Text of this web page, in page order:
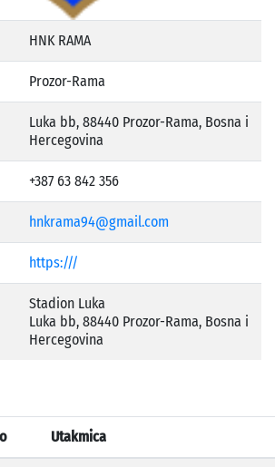
HNK RAMA
Prozor-Rama
Luka bb, 88440 Prozor-Rama, Bosna i
Hercegovina
+387 63 842 356
hnkrama94@gmail.com
https:///
Stadion Luka
Luka bb, 88440 Prozor-Rama, Bosna i
Hercegovina
Utakmica